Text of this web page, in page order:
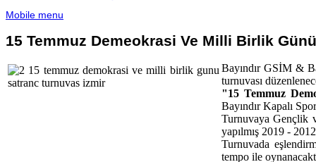
Mobile menu
15 Temmuz Demeokrasi Ve Milli Birlik
Bayındır GSİM &
turnuvası
"15 Temmuz
Bayındır Kapalı
Turnuvaya Gençlik
yapılmış 2019 -
Turnuvada
tempo ile